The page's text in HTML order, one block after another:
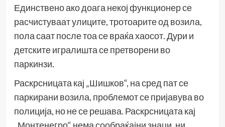
Единствено ако доага некој функционер се
расчистуваат улиците, тротоарите од возила,
пола саат после тоа се враќа хаосот. Дури и
детските игралишта се претворени во
паркинзи.
Раскрсницата кај „Шишков“, на сред пат се
паркирани возила, проблемот се пријавува во
полиција, но не се решава. Раскрсницата кај